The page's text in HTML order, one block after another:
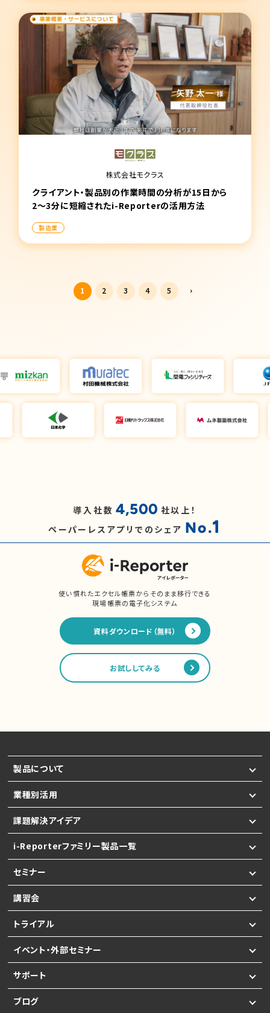
株式会社モクラス
クライアント・製品別の作業時間の分析が15日から
2〜3分に短縮されたi-Reporterの活用方法
製造業
1 2 3 4 5 ⌃
導入社数 4,500 社以上！
ペーパーレスアプリでのシェア No.1
使い慣れたエクセル帳票からそのまま移行できる
現場帳票の電子化システム
資料ダウンロード（無料）
お試ししてみる
製品について
業種別活用
課題解決アイデア
i-Reporterファミリー製品一覧
セミナー
講習会
トライアル
イベント・外部セミナー
サポート
ブログ